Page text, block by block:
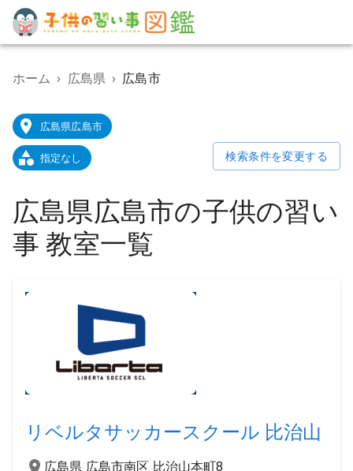
子
供
習
事
教
室
検
ポ
ー
タ
ル
サ
ト
ホーム › 広島県 › 広島市
広島県広島市
指定なし 検索条件を変更する
広島県広島市の子供の習い
事 教室一覧
リベルタサッカースクール 比治山
広島県 広島市南区 比治山本町8